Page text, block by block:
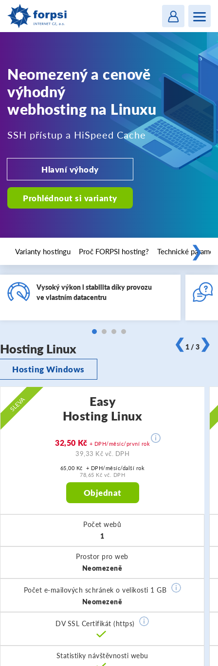
Neomezený a cenově
výhodný
webhosting na Linuxu
SSH přístup a HiSpeed Cache
Hlavní výhody
Prohlédnout si varianty
Varianty hostingu Proč FORPSI hosting? Technické ❯
Vysoký výkon i stabilita díky provozu
ve vlastním datacentru
Hosting Linux
Hosting Windows
❮ 1 / 3❯
SLEVA
Easy
Hosting Linux
32,50 Kč + DPH/měsíc/první rok
39,33 Kč vč. DPH
65,00 Kč + DPH/měsíc/další rok
78,65 Kč vč. DPH
Objednat
Počet webů
1
Prostor pro web
Neomezeně
Počet e-mailových schránek o velikosti 1 GB
Neomezeně
DV SSL Certifikát (https)
Statistiky návštěvnosti webu
MENU
Login